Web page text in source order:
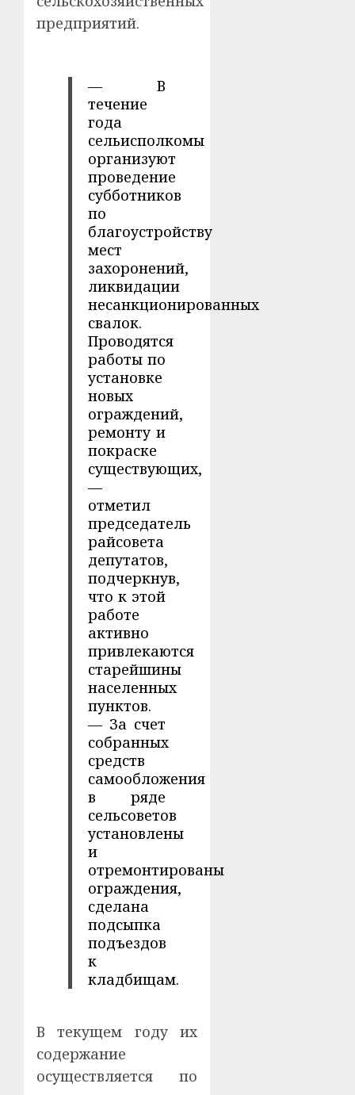
предприятий.
— В
течение
года
сельисполкомы
организуют
проведение
субботников
по
благоустройству
мест
захоронений,
ликвидации
несанкционированных
свалок.
Проводятся
работы по
установке
новых
ограждений,
ремонту и
покраске
существующих,
—
отметил
председатель
райсовета
депутатов,
подчеркнув,
что к этой
работе
активно
привлекаются
старейшины
населенных
пунктов.
— За счет
собранных
средств
самообложения
в ряде
сельсоветов
установлены
и
отремонтированы
ограждения,
сделана
подсыпка
подъездов
к
кладбищам.
В текущем году их
содержание
осуществляется по